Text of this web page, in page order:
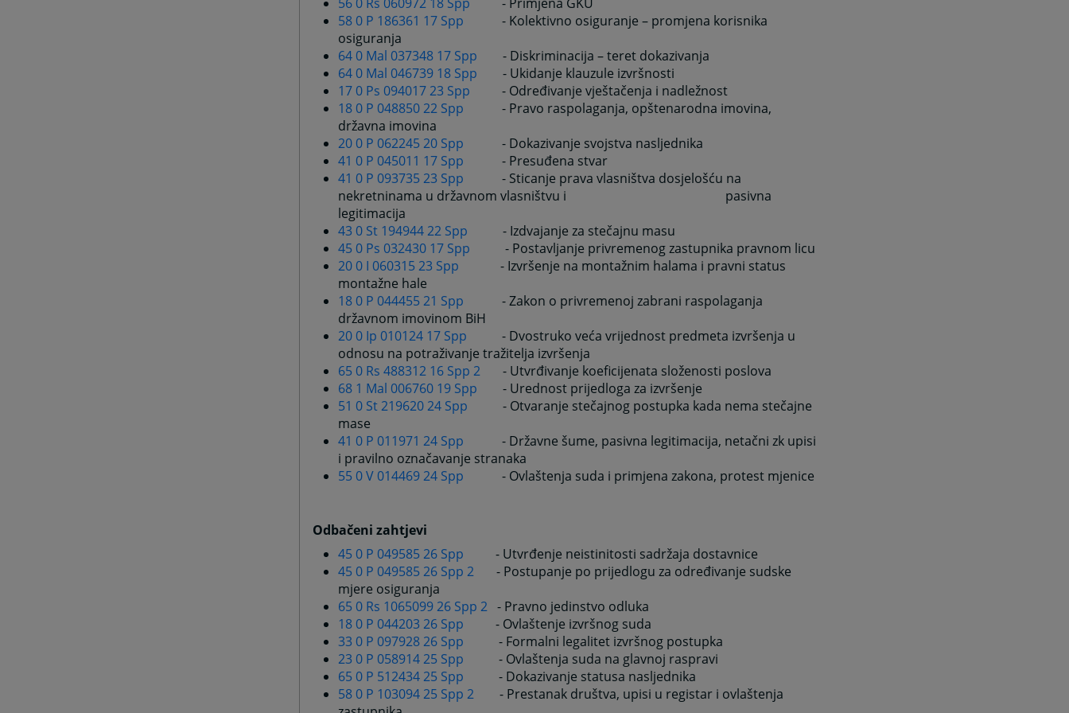
58 0 P 186361 17 Spp
- Kolektivno osiguranje – promjena korisnika
osiguranja
64 0 Mal 037348 17 Spp
- Diskriminacija – teret dokazivanja
64 0 Mal 046739 18 Spp
- Ukidanje klauzule izvršnosti
17 0 Ps 094017 23 Spp
- Određivanje vještačenja i nadležnost
18 0 P 048850 22 Spp
- Pravo raspolaganja, opštenarodna imovina,
državna imovina
20 0 P 062245 20 Spp
- Dokazivanje svojstva nasljednika
41 0 P 045011 17 Spp
- Presuđena stvar
41 0 P 093735 23 Spp
- Sticanje prava vlasništva dosjelošću na
nekretninama u državnom vlasništvu i pasivna
legitimacija
43 0 St 194944 22 Spp
- Izdvajanje za stečajnu masu
45 0 Ps 032430 17 Spp
- Postavljanje privremenog zastupnika pravnom licu
20 0 I 060315 23 Spp
- Izvršenje na montažnim halama i pravni status
montažne hale
18 0 P 044455 21 Spp
- Zakon o privremenoj zabrani raspolaganja
državnom imovinom BiH
20 0 Ip 010124 17 Spp
- Dvostruko veća vrijednost predmeta izvršenja u
odnosu na potraživanje tražitelja izvršenja
65 0 Rs 488312 16 Spp 2
- Utvrđivanje koeficijenata složenosti poslova
68 1 Mal 006760 19 Spp
- Urednost prijedloga za izvršenje
51 0 St 219620 24 Spp - Otvaranje stečajnog postupka kada nema stečajne
mase
41 0 P 011971 24 Spp - Državne šume, pasivna legitimacija, netačni zk upisi
i pravilno označavanje stranaka
55 0 V 014469 24 Spp - Ovlaštenja suda i primjena zakona, protest mjenice
Odbačeni zahtjevi
45 0 P 049585 26 Spp - Utvrđenje neistinitosti sadržaja dostavnice
45 0 P 049585 26 Spp 2 - Postupanje po prijedlogu za određivanje sudske
mjere osiguranja
65 0 Rs 1065099 26 Spp 2 - Pravno jedinstvo odluka
18 0 P 044203 26 Spp - Ovlaštenje izvršnog suda
33 0 P 097928 26 Spp - Formalni legalitet izvršnog postupka
23 0 P 058914 25 Spp
- Ovlaštenja suda na glavnoj raspravi
65 0 P 512434 25 Spp
- Dokazivanje statusa nasljednika
58 0 P 103094 25 Spp 2 - Prestanak društva, upisi u registar i ovlaštenja